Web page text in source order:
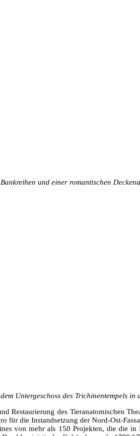
und einer romantischen
Untergeschoss des Trichinentempels
Restaurierung des Tieranatomischen
die Instandsetzung der Nord-Ost-
von mehr als 150 Projekten, die die